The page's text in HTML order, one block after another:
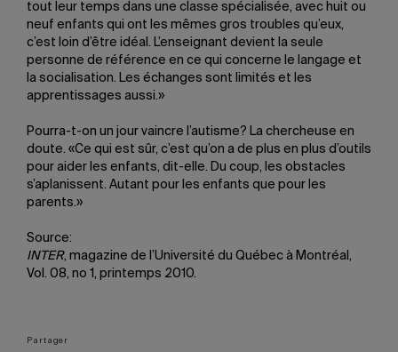
tout leur temps dans une classe spécialisée, avec huit ou
neuf enfants qui ont les mêmes gros troubles qu’eux,
c’est loin d’être idéal. L’enseignant devient la seule
personne de référence en ce qui concerne le langage et
la socialisation. Les échanges sont limités et les
apprentissages aussi.»
Pourra-t-on un jour vaincre l’autisme? La chercheuse en
doute. «Ce qui est sûr, c’est qu’on a de plus en plus d’outils
pour aider les enfants, dit-elle. Du coup, les obstacles
s’aplanissent. Autant pour les enfants que pour les
parents.»
Source:
INTER, magazine de l’Université du Québec à Montréal,
Vol. 08, no 1, printemps 2010.
Partager